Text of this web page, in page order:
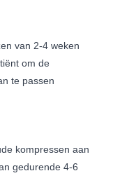
van 2-4 weken
om de
te passen
kompressen aan
gedurende 4-6